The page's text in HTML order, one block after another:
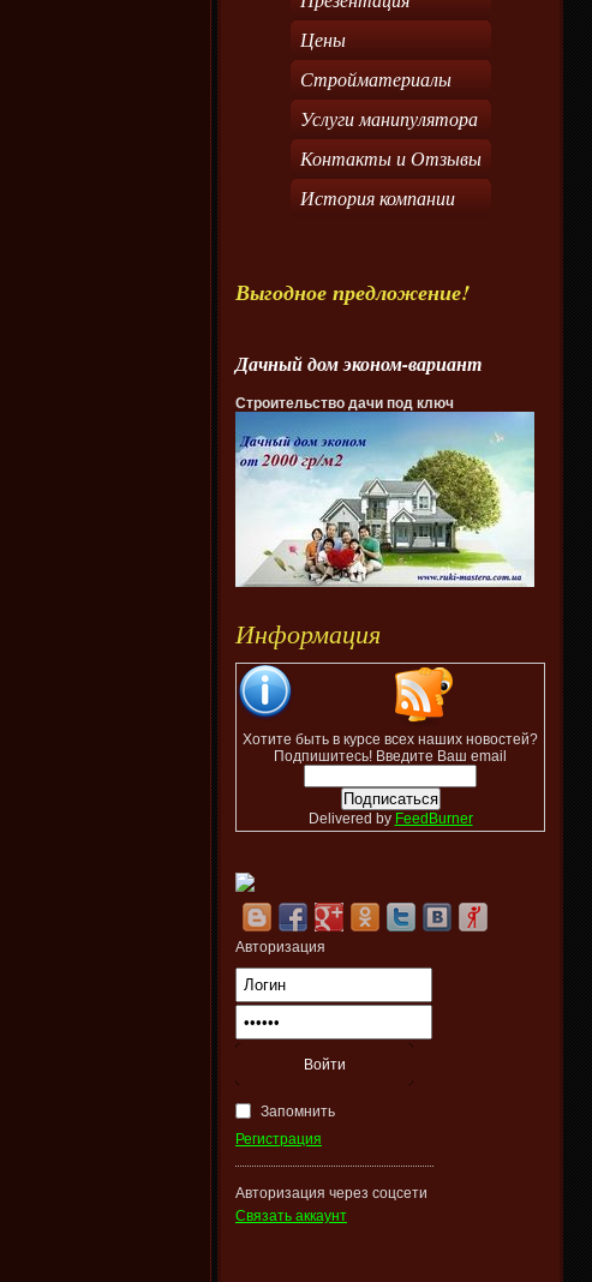
Цены
Стройматериалы
Услуги манипулятора
Контакты и Отзывы
История компании
Выгодное предложение!
Дачный дом эконом-вариант
Строительство дачи под ключ
Информация
Хотите быть в курсе всех наших новостей?
Подпишитесь! Введите Ваш email
Delivered by FeedBurner
Авторизация
Запомнить
Регистрация
Авторизация через соцсети
Связать аккаунт